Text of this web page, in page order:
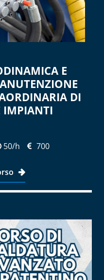
E
DI
IMPIANTI
50/h 700